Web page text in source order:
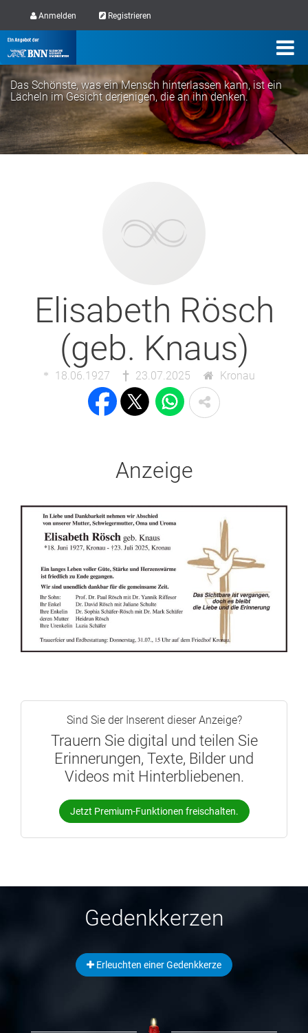
Anmelden Registrieren
Das Schönste, was ein Mensch hinterlassen kann, ist ein
Lächeln im Gesicht derjenigen, die an ihn denken.
Elisabeth Rösch
(geb. Knaus)
18.06.1927 23.07.2025 Kronau
Anzeige
Sind Sie der Inserent dieser Anzeige?
Trauern Sie digital und teilen Sie
Erinnerungen, Texte, Bilder und
Videos mit Hinterbliebenen.
Jetzt Premium-Funktionen freischalten.
Gedenkkerzen
Erleuchten einer Gedenkkerze